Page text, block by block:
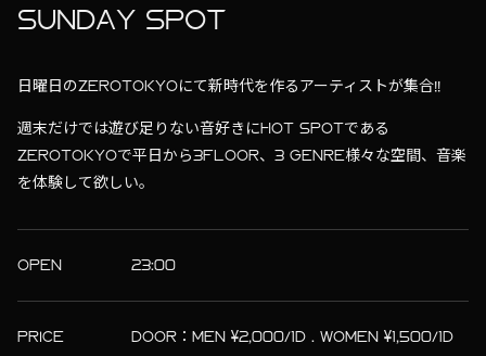
SUNDAY SPOT
日曜日のZEROTOKYOにて新時代を作るアーティストが集合!!
週末だけでは遊び足りない音好きにHOT SPOTである
ZEROTOKYOで平日から3FLOOR、3 GENRE様々な空間、音楽
を体験して欲しい。
OPEN 23:00
PRICE DOOR：MEN ¥2,000/1D . WOMEN ¥1,500/1D